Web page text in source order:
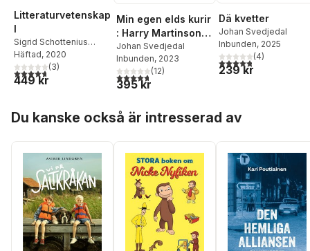
Litteraturvetenskap
I
Sigrid Schottenius
Cullhed ,Andreas
Hedberg,Johan
Svedjedal
Helgesson,Martin
Loman,Daniel Möller,
Anders Ohlsson,Anna
Williams ,Mia Österlund
Häftad, 2020
4,7utav 5 stjärnor. Totalt antal röster:
(3)
449 kr
Min egen elds kurir
: Harry Martinsons
författarliv
Johan Svedjedal
Inbunden, 2023
4,7utav 5 stjärnor. Totalt antal röster:
(12)
395 kr
Dä kvetter
Johan Svedjedal
Inbunden, 2025
4,8utav 5 stjärnor.
(4)
239 kr
Du kanske också är intresserad av